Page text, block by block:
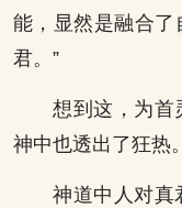
能，显然是融合
君。”
想到这，为首
神中也透出了狂热。
神道中人对真